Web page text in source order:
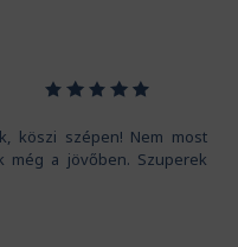
12345
köszi szépen! Nem most
még a jövőben. Szuperek